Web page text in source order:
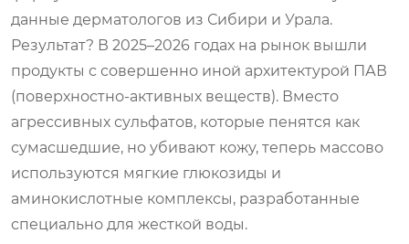
данные дерматологов из Сибири и Урала.
Результат? В 2025–2026 годах на рынок вышли
продукты с совершенно иной архитектурой ПАВ
(поверхностно-активных веществ). Вместо
агрессивных сульфатов, которые пенятся как
сумасшедшие, но убивают кожу, теперь массово
используются мягкие глюкозиды и
аминокислотные комплексы, разработанные
специально для жесткой воды.